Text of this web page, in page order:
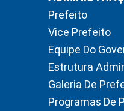
Prefeito
Vice Prefeito
Equipe Do
Estrutura
Galeria De
Programas De